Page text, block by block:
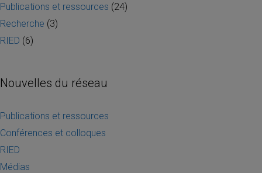
Publications et ressources (24)
Recherche (3)
RIED (6)
Nouvelles du réseau
Publications et ressources
Conférences et colloques
RIED
Médias